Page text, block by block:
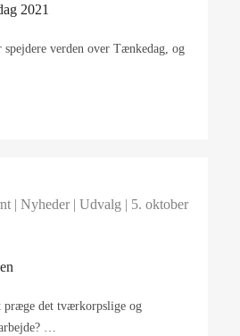
2021
verden over Tænkedag, og
| Nyheder| Udvalg | 5. oktober
det tværkorpslige og
…